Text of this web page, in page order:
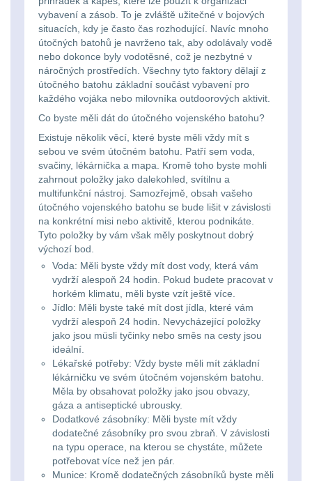
Držiaky
príslušenstvo
Nabíjačky
akumulátorů
Náhradné
diely
Na lékárničku48
Na elektroniku64
Puzdrá na mapy24
Na stehno30
Na suchý zip95
Na svítilny2
Cestovné púzdra26
Na zbraň33
Na granáty12
Peněženky14
Doplňky k batohům535
Ramenní popruhy a
vycpávky10
Karabiny a přezky75
vybavení a zásob. To je zvláště užitečné v bojových
situacích, kdy je často čas rozhodující. Navíc mnoho
útočných batohů je navrženo tak, aby odolávaly vodě
nebo dokonce byly vodotěsné, což je nezbytné v
náročných prostředích. Všechny tyto faktory dělají z
útočného batohu základní součást vybavení pro
každého vojáka nebo milovníka outdoorových aktivit.
Co byste měli dát do útočného vojenského batohu?
Existuje několik věcí, které byste měli vždy mít s
sebou ve svém útočném batohu. Patří sem voda,
svačiny, lékárnička a mapa. Kromě toho byste mohli
zahrnout položky jako dalekohled, svítilnu a
multifunkční nástroj. Samozřejmě, obsah vašeho
útočného vojenského batohu se bude lišit v závislosti
na konkrétní misi nebo aktivitě, kterou podnikáte.
Tyto položky by vám však měly poskytnout dobrý
výchozí bod.
Voda: Měli byste vždy mít dost vody, která vám
vydrží alespoň 24 hodin. Pokud budete pracovat v
horkém klimatu, měli byste vzít ještě více.
Jídlo: Měli byste také mít dost jídla, které vám
vydrží alespoň 24 hodin. Nevycházející položky
jako jsou müsli tyčinky nebo směs na cesty jsou
ideální.
Lékařské potřeby: Vždy byste měli mít základní
lékárničku ve svém útočném vojenském batohu.
Měla by obsahovat položky jako jsou obvazy,
gáza a antiseptické ubrousky.
Dodatkové zásobníky: Měli byste mít vždy
dodatečné zásobníky pro svou zbraň. V závislosti
na typu operace, na kterou se chystáte, můžete
potřebovat více než jen pár.
Munice: Kromě dodatečných zásobníků byste měli